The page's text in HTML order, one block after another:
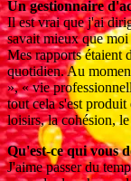
Un gestionnaire
Il est vrai que j'ai
savait mieux que moi
Mes rapports étaient
quotidien. Au
», « vie
tout cela s'est
loisirs, la cohésion,
Qu'est-ce qui vous
J'aime passer du